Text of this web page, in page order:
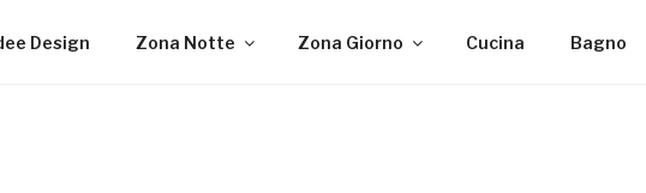
Design Zona Notte Zona Giorno Cucina Bagno